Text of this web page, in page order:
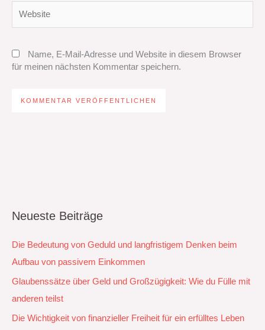
Name, E-Mail-Adresse und Website in diesem Browser
für meinen nächsten Kommentar speichern.
Neueste Beiträge
Die Bedeutung von Geduld und langfristigem Denken beim
Aufbau von passivem Einkommen
Glaubenssätze über Geld und Großzügigkeit: Wie du Fülle mit
anderen teilst
Die Wichtigkeit von finanzieller Freiheit für ein erfülltes Leben